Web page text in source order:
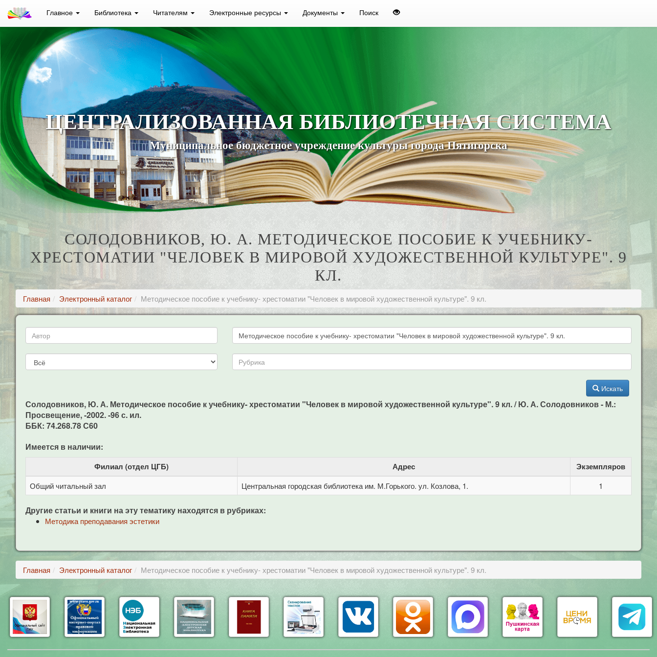
Главное Библиотека Читателям Электронные ресурсы Документы Поиск
ЦЕНТРАЛИЗОВАННАЯ БИБЛИОТЕЧНАЯ СИСТЕМА
Муниципальное бюджетное учреждение культуры города Пятигорска
СОЛОДОВНИКОВ, Ю. А. МЕТОДИЧЕСКОЕ ПОСОБИЕ К УЧЕБНИКУ-
ХРЕСТОМАТИИ "ЧЕЛОВЕК В МИРОВОЙ ХУДОЖЕСТВЕННОЙ КУЛЬТУРЕ". 9
КЛ.
Главная Электронный каталог Методическое пособие к учебнику- хрестоматии "Человек в мировой художественной культуре". 9 кл.
Искать
Солодовников, Ю. А. Методическое пособие к учебнику- хрестоматии "Человек в мировой художественной культуре". 9 кл. / Ю. А. Солодовников - М.:
Просвещение, -2002. -96 с. ил.
ББК: 74.268.78 С60
Имеется в наличии:
Филиал (отдел ЦГБ) Адрес Экземпляров
Общий читальный зал Центральная городская библиотека им. М.Горького. ул. Козлова, 1. 1
Другие статьи и книги на эту тематику находятся в рубриках:
Методика преподавания эстетики
Главная Электронный каталог Методическое пособие к учебнику- хрестоматии "Человек в мировой художественной культуре". 9 кл.